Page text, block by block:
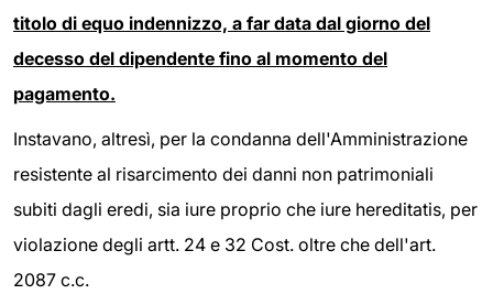
titolo di equo indennizzo, a far data dal giorno del
decesso del dipendente fino al momento del
pagamento.
Instavano, altresì, per la condanna dell'Amministrazione
resistente al risarcimento dei danni non patrimoniali
subiti dagli eredi, sia iure proprio che iure hereditatis, per
violazione degli artt. 24 e 32 Cost. oltre che dell'art.
2087 c.c.